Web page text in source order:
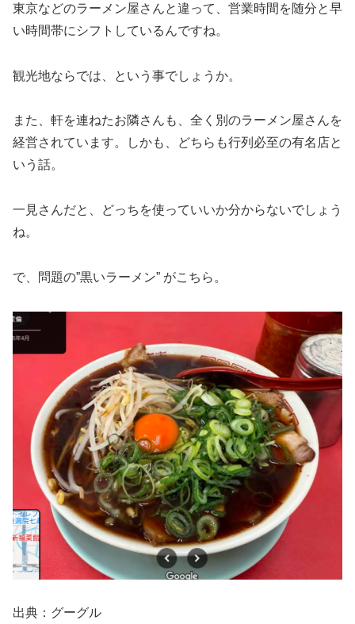
東京などのラーメン屋さんと違って、営業時間を随分と早
い時間帯にシフトしているんですね。
観光地ならでは、という事でしょうか。
また、軒を連ねたお隣さんも、全く別のラーメン屋さんを
経営されています。しかも、どちらも行列必至の有名店と
いう話。
一見さんだと、どっちを使っていいか分からないでしょう
ね。
で、問題の”黒いラーメン” がこちら。
出典：グーグル